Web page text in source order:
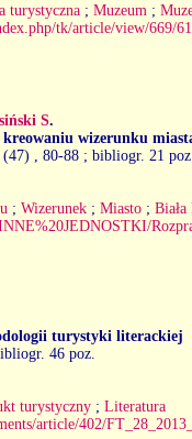
turystyczna ; Muzeum ;
tk/article/view/669/
S.
wizerunku
(47)
, 80-88 ; bibliogr. 21
; Wizerunek ; Miasto ; Biała
turystyki literackiej
46 poz.
turystyczny ; Literatura
article/402/